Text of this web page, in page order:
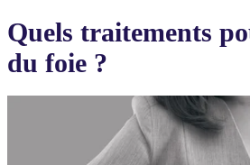
Quels traitements
du foie ?